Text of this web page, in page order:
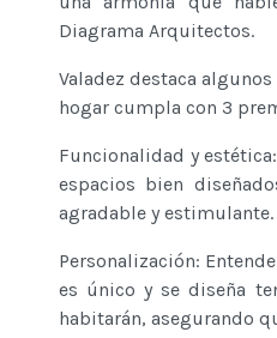
Diagrama Arquitectos.
Valadez destaca
hogar cumpla con 3
Funcionalidad y
espacios bien
agradable y estimulante.
Personalización:
es único y se diseña
habitarán, asegurando